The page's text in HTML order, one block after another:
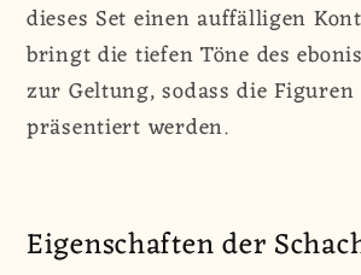
dieses Set einen auffälligen
bringt die tiefen Töne des
zur Geltung, sodass die
präsentiert werden.
Eigenschaften der